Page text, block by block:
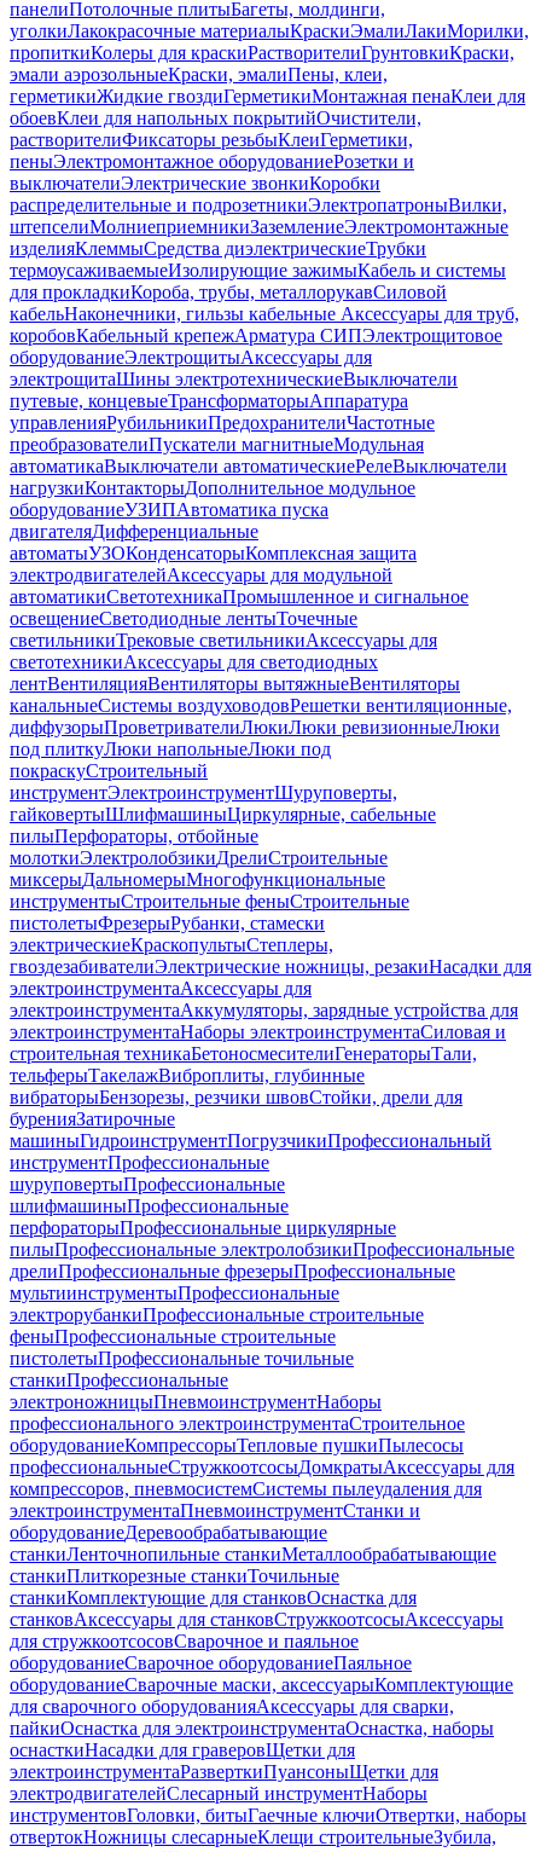
панелиПотолочные плитыБагеты, молдинги,
уголкиЛакокрасочные материалыКраскиЭмалиЛакиМорилки,
пропиткиКолеры для краскиРастворителиГрунтовкиКраски,
эмали аэрозольныеКраски, эмалиПены, клеи,
герметикиЖидкие гвоздиГерметикиМонтажная пенаКлеи для
обоевКлеи для напольных покрытийОчистители,
растворителиФиксаторы резьбыКлеиГерметики,
пеныЭлектромонтажное оборудованиеРозетки и
выключателиЭлектрические звонкиКоробки
распределительные и подрозетникиЭлектропатроныВилки,
штепселиМолниеприемникиЗаземлениеЭлектромонтажные
изделияКлеммыСредства диэлектрическиеТрубки
термоусаживаемыеИзолирующие зажимыКабель и системы
для прокладкиКороба, трубы, металлорукавСиловой
кабельНаконечники, гильзы кабельные Аксессуары для труб,
коробовКабельный крепежАрматура СИПЭлектрощитовое
оборудованиеЭлектрощитыАксессуары для
электрощитаШины электротехническиеВыключатели
путевые, концевыеТрансформаторыАппаратура
управленияРубильникиПредохранителиЧастотные
преобразователиПускатели магнитныеМодульная
автоматикаВыключатели автоматическиеРелеВыключатели
нагрузкиКонтакторыДополнительное модульное
оборудованиеУЗИПАвтоматика пуска
двигателяДифференциальные
автоматыУЗОКонденсаторыКомплексная защита
электродвигателейАксессуары для модульной
автоматикиСветотехникаПромышленное и сигнальное
освещениеСветодиодные лентыТочечные
светильникиТрековые светильникиАксессуары для
светотехникиАксессуары для светодиодных
лентВентиляцияВентиляторы вытяжныеВентиляторы
канальныеСистемы воздуховодовРешетки вентиляционные,
диффузорыПроветривателиЛюкиЛюки ревизионныеЛюки
под плиткуЛюки напольныеЛюки под
покраскуСтроительный
инструментЭлектроинструментШуруповерты,
гайковертыШлифмашиныЦиркулярные, сабельные
пилыПерфораторы, отбойные
молоткиЭлектролобзикиДрелиСтроительные
миксерыДальномерыМногофункциональные
инструментыСтроительные феныСтроительные
пистолетыФрезерыРубанки, стамески
электрическиеКраскопультыСтеплеры,
гвоздезабивателиЭлектрические ножницы, резакиНасадки для
электроинструментаАксессуары для
электроинструментаАккумуляторы, зарядные устройства для
электроинструментаНаборы электроинструментаСиловая и
строительная техникаБетоносмесителиГенераторыТали,
тельферыТакелажВиброплиты, глубинные
вибраторыБензорезы, резчики швовСтойки, дрели для
буренияЗатирочные
машиныГидроинструментПогрузчикиПрофессиональный
инструментПрофессиональные
шуруповертыПрофессиональные
шлифмашиныПрофессиональные
перфораторыПрофессиональные циркулярные
пилыПрофессиональные электролобзикиПрофессиональные
дрелиПрофессиональные фрезерыПрофессиональные
мультиинструментыПрофессиональные
электрорубанкиПрофессиональные строительные
феныПрофессиональные строительные
пистолетыПрофессиональные точильные
станкиПрофессиональные
электроножницыПневмоинструментНаборы
профессионального электроинструментаСтроительное
оборудованиеКомпрессорыТепловые пушкиПылесосы
профессиональныеСтружкоотсосыДомкратыАксессуары для
компрессоров, пневмосистемСистемы пылеудаления для
электроинструментаПневмоинструментСтанки и
оборудованиеДеревообрабатывающие
станкиЛенточнопильные станкиМеталлообрабатывающие
станкиПлиткорезные станкиТочильные
станкиКомплектующие для станковОснастка для
станковАксессуары для станковСтружкоотсосыАксессуары
для стружкоотсосовСварочное и паяльное
оборудованиеСварочное оборудованиеПаяльное
оборудованиеСварочные маски, аксессуарыКомплектующие
для сварочного оборудованияАксессуары для сварки,
пайкиОснастка для электроинструментаОснастка, наборы
оснасткиНасадки для граверовЩетки для
электроинструментаРазверткиПуансоныЩетки для
электродвигателейСлесарный инструментНаборы
инструментовГоловки, битыГаечные ключиОтвертки, наборы
отвертокНожницы слесарныеКлещи строительныеЗубила,